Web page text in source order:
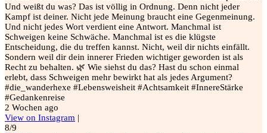
Und weißt du was? Das ist völlig in Ordnung. Denn nicht jeder
Kampf ist deiner. Nicht jede Meinung braucht eine Gegenmeinung.
Und nicht jedes Wort verdient eine Antwort. Manchmal ist
Schweigen keine Schwäche. Manchmal ist es die klügste
Entscheidung, die du treffen kannst. Nicht, weil dir nichts einfällt.
Sondern weil dir dein innerer Frieden wichtiger geworden ist als
Recht zu behalten. 🌿 Wie siehst du das? Hast du schon einmal
erlebt, dass Schweigen mehr bewirkt hat als jedes Argument?
#die_wanderhexe #Lebensweisheit #Achtsamkeit #InnereStärke
#Gedankenreise
2 Wochen ago
View on Instagram |
8/9